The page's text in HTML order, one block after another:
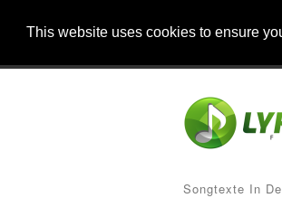
This website uses cookies to ensure
Songtexte In